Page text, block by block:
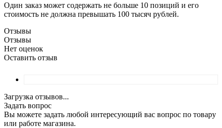
Один заказ может содержать не больше 10 позиций и его
стоимость не должна превышать 100 тысяч рублей.
Отзывы
Отзывы
Нет оценок
Оставить отзыв
Загрузка отзывов...
Задать вопрос
Вы можете задать любой интересующий вас вопрос по товару
или работе магазина.